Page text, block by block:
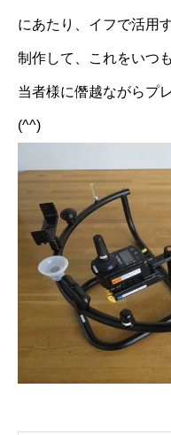
にあたり、イフで活用
制作して、これをいつ
当者様に僭越ながらプ
(^^)